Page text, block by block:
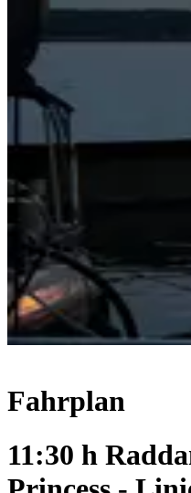
Fahrplan
11:30 h